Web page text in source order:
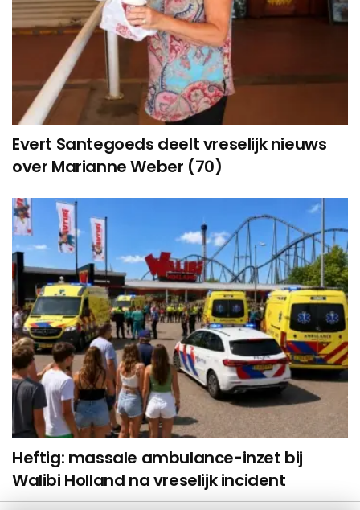
Evert Santegoeds deelt vreselijk nieuws
over Marianne Weber (70)
Heftig: massale ambulance-inzet bij
Walibi Holland na vreselijk incident